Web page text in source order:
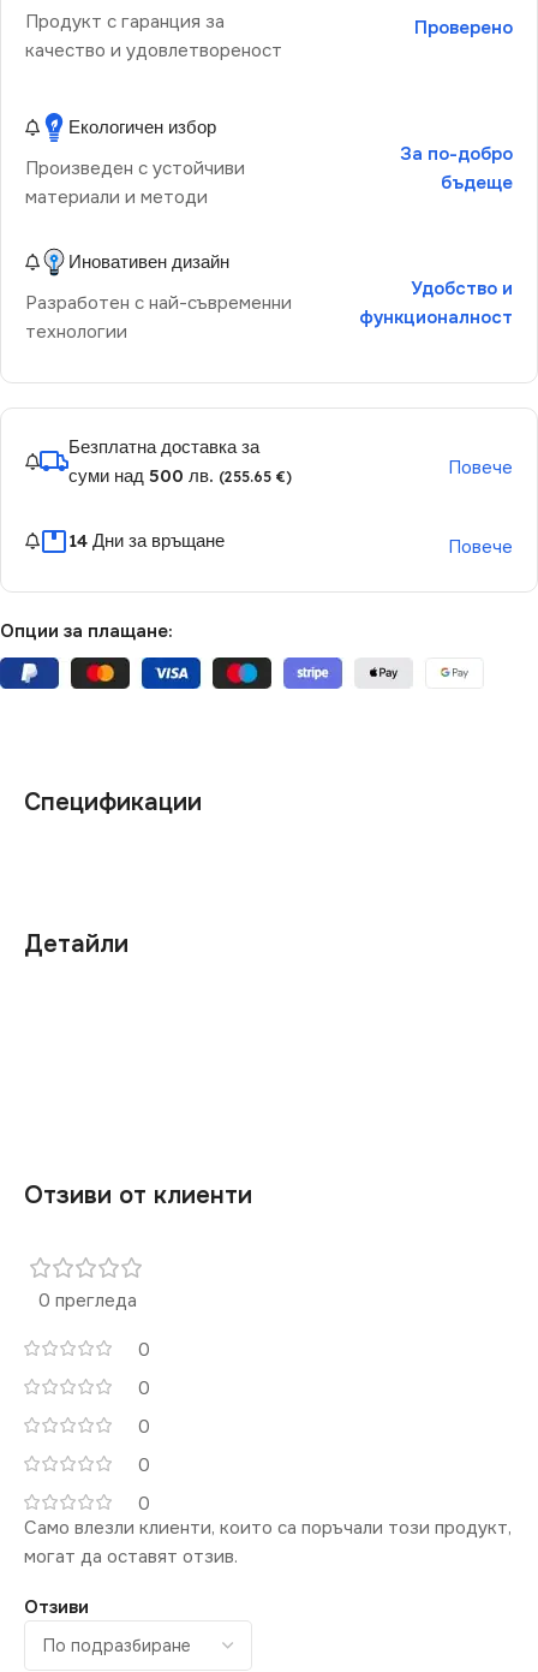
Продукт с гаранция за
качество и удовлетвореност
Проверено
Екологичен избор
Произведен с устойчиви
материали и методи
За по-добро
бъдеще
Иновативен дизайн
Разработен с най-съвременни
технологии
Удобство и
функционалност
Безплатна доставка за
суми над 500 лв. (255.65 €) Повече
14 Дни за връщане Повече
Опции за плащане:
Детайли
Спецификации
Отзиви от клиенти
0 прегледа
0
0
0
0
0
Отзиви
Само влезли клиенти, които са поръчали този продукт,
могат да оставят отзив.